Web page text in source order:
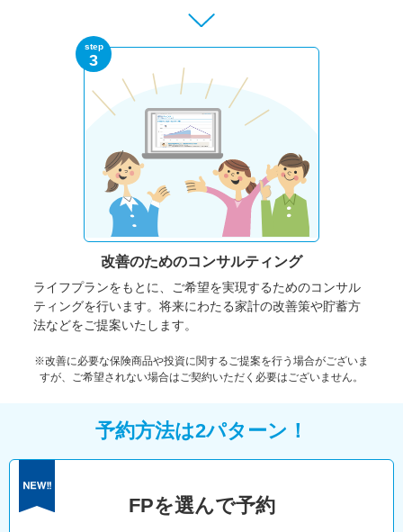
step
3
改善のためのコンサルティング
ライフプランをもとに、ご希望を実現するためのコンサル
ティングを行います。将来にわたる家計の改善策や貯蓄方
法などをご提案いたします。
※改善に必要な保険商品や投資に関するご提案を行う場合がございま
すが、ご希望されない場合はご契約いただく必要はございません。
予約方法は2パターン！
FPを選んで予約